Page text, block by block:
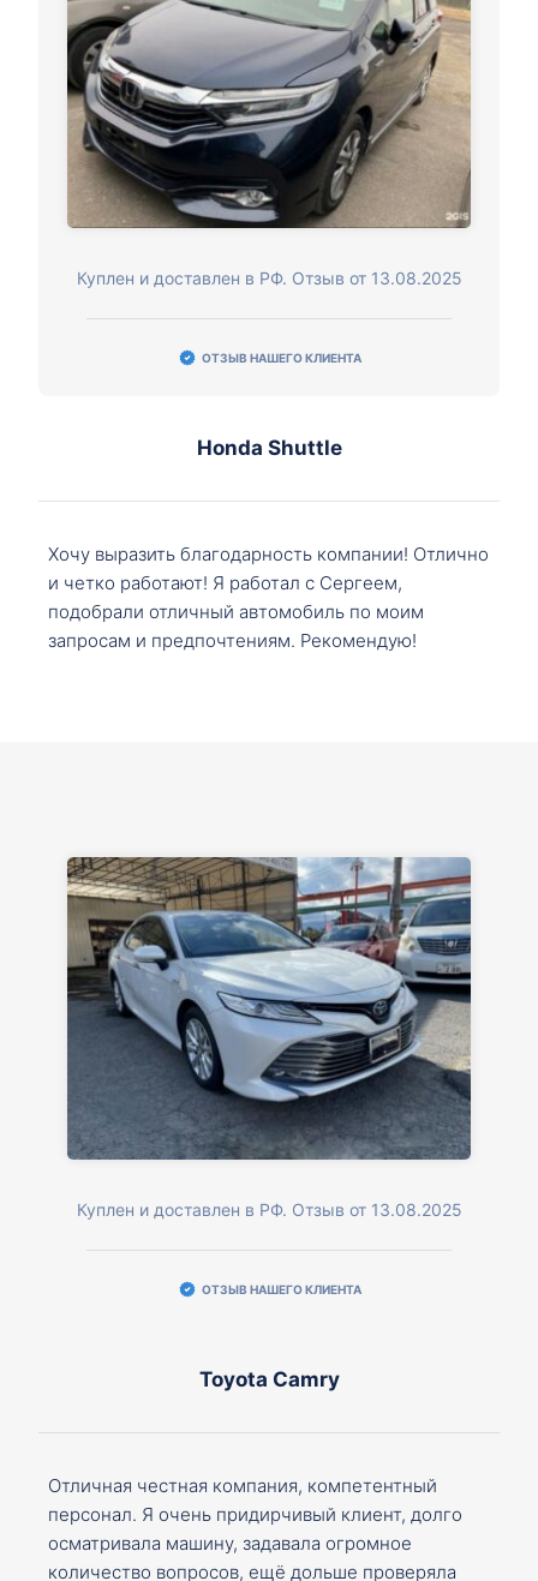
Куплен и доставлен в РФ. Отзыв от 13.08.2025
ОТЗЫВ НАШЕГО КЛИЕНТА
Honda Shuttle
Хочу выразить благодарность компании! Отлично
и четко работают! Я работал с Сергеем,
подобрали отличный автомобиль по моим
запросам и предпочтениям. Рекомендую!
Куплен и доставлен в РФ. Отзыв от 13.08.2025
ОТЗЫВ НАШЕГО КЛИЕНТА
Toyota Camry
Отличная честная компания, компетентный
персонал. Я очень придирчивый клиент, долго
осматривала машину, задавала огромное
количество вопросов, ещё дольше проверяла